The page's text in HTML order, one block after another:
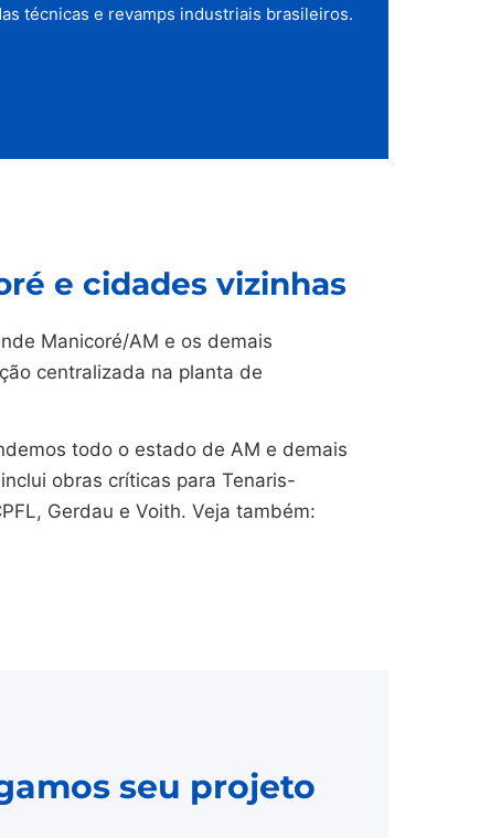
técnicas e revamps industriais brasileiros.
e cidades vizinhas
Manicoré/AM e os demais
centralizada na planta de
todo o estado de AM e demais
obras críticas para Tenaris-
Gerdau e Voith. Veja também:
seu projeto